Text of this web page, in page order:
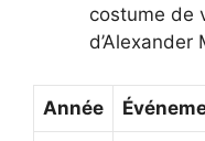
costume de
d’Alexander
Année